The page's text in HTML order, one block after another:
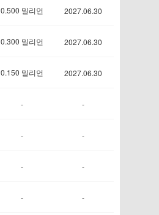
0.500 밀리언 2027.06.30
0.300 밀리언 2027.06.30
0.150 밀리언 2027.06.30
- -
- -
- -
- -